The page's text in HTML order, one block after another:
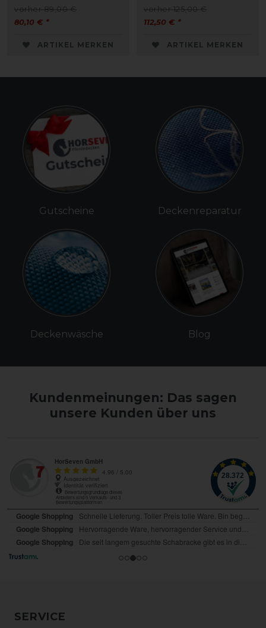
vorher 89,00 €
80,10 € *
ARTIKEL MERKEN
vorher 125,00 €
112,50 € *
ARTIKEL MERKEN
Gutscheine
Deckenwäsche
Deckenreparatur
Blog
Kundenmeinungen: Das sagen
unsere Kunden über uns
SERVICE